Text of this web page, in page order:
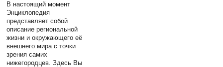
В настоящий момент
Энциклопедия
представляет собой
описание региональной
жизни и окружающего её
внешнего мира с точки
зрения самих
нижегородцев. Здесь Вы